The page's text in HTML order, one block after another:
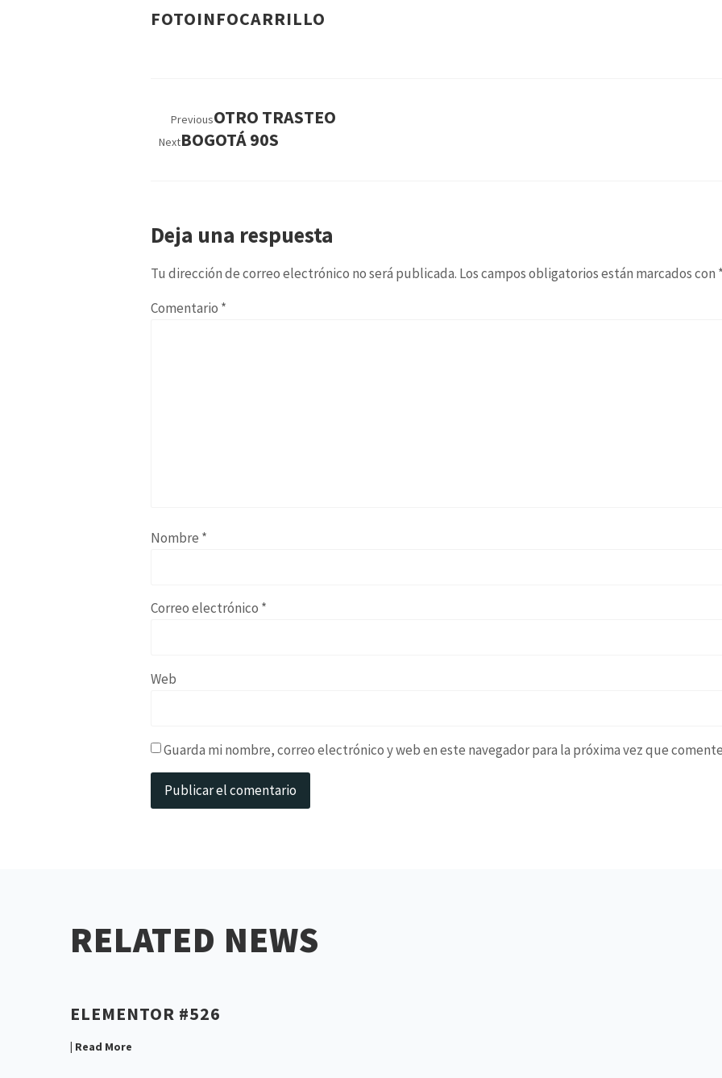
FOTOINFOCARRILLO
PreviousOTRO TRASTEO
NextBOGOTÁ 90S
Deja una respuesta
Tu dirección de correo electrónico no será publicada. Los campos obligatorios están marcados con
Comentario *
Nombre *
Correo electrónico *
Web
Guarda mi nombre, correo electrónico y web en este navegador para la próxima vez que
RELATED NEWS
ELEMENTOR #526
| Read More